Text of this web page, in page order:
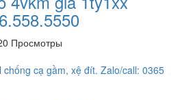
Просмотры